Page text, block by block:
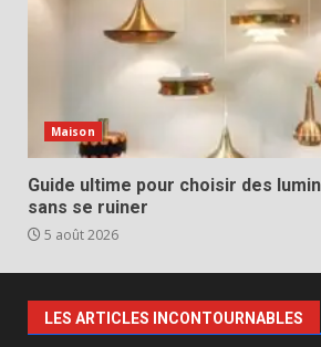
Maison
Guide ultime pour choisir des
sans se ruiner
5 août 2026
LES ARTICLES INCONTOURNABLES